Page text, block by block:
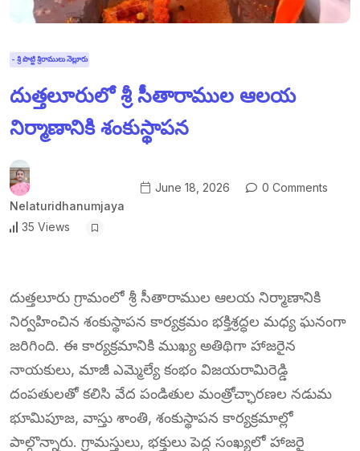
- శ్రీ పొట్టి శ్రీరాములు నెల్లూరు
దుత్తలూరులో శ్రీ సీతారాముల ఆలయ
నిర్మాణానికి శంకుస్థాపన
Nelaturidhanumjaya
June 18, 2026 0 Comments
35 Views
దుత్తలూరు గ్రామంలో శ్రీ సీతారాముల ఆలయ నిర్మాణానికి
నిర్వహించిన శంకుస్థాపన కార్యక్రమం భక్తిశ్రద్ధల మధ్య ఘనంగా
జరిగింది. ఈ కార్యక్రమానికి ముఖ్య అతిథిగా హాజరైన
నాయకులు, మాజీ ఎమ్మెల్యే కంభం విజయరామిరెడ్డి
దంపతులతో కలిసి వేద పండితుల మంత్రోచ్ఛారణల నడుమ
భూమిపూజ, వాస్తు శాంతి, శంకుస్థాపన కార్యక్రమాల్లో
పాల్గొన్నారు. గ్రామస్తులు, భక్తులు పెద్ద సంఖ్యలో హాజరై